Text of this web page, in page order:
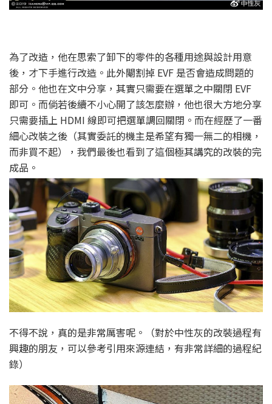
為了改造，他在思索了卸下的零件的各種用途與設計用意
後，才下手進行改造。此外閹割掉 EVF 是否會造成問題的
部分。他也在文中分享，其實只需要在選單之中關閉 EVF
即可。而倘若後續不小心開了該怎麼辦，他也很大方地分享
只需要插上 HDMI 線即可把選單調回關閉。而在經歷了一番
細心改裝之後（其實委託的機主是希望有獨一無二的相機，
而非買不起），我們最後也看到了這個極其講究的改裝的完
成品。
不得不說，真的是非常厲害呢。（對於中性灰的改裝過程有
興趣的朋友，可以參考引用來源連結，有非常詳細的過程紀
錄）